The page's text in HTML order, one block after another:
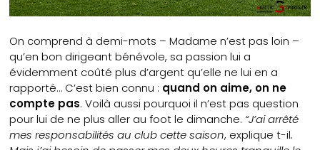
On comprend à demi-mots – Madame n’est pas loin –
qu’en bon dirigeant bénévole, sa passion lui a
évidemment coûté plus d’argent qu’elle ne lui en a
rapporté… C’est bien connu : quand on aime, on ne
compte pas. Voilà aussi pourquoi il n’est pas question
pour lui de ne plus aller au foot le dimanche. “J’ai arrêté
mes responsabilités au club cette saison, explique t-il.